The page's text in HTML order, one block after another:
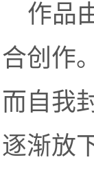
作品
合创作
而自我
逐渐放